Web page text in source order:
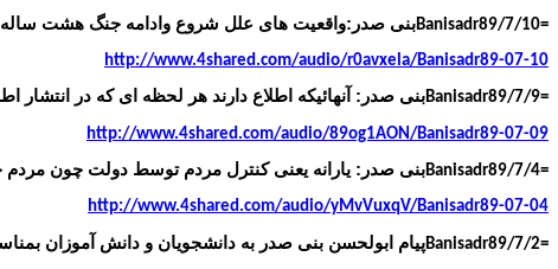
Banisadr89/7/10=بنی صدر:واقعیت های علل شروع وادامه جنگ هشت ساله
http://www.4shared.com/audio/r0avxela/Banisadr89-07-10
Banisadr89/7/9=بنی صدر: آنهائیکه اطلاع دارند هر لحظه ای که در انتشار
http://www.4shared.com/audio/89og1AON/Banisadr89-07-09
Banisadr89/7/4=بنی صدر: یارانه یعنی کنترل مردم توسط دولت چون
http://www.4shared.com/audio/yMvVuxqV/Banisadr89-07-04
Banisadr89/7/2=پیام ابولحسن بنی صدر به دانشجویان و دانش آموزان